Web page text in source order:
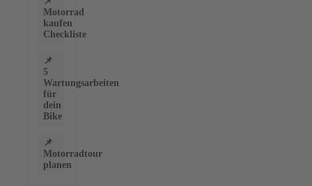
Motorrad
kaufen
Checkliste
📌
5
Wartungsarbeiten
für
dein
Bike
📌
Motorradtour
planen